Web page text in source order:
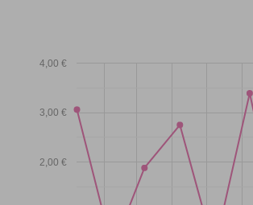
2,00 €
3,00 €
4,00 €